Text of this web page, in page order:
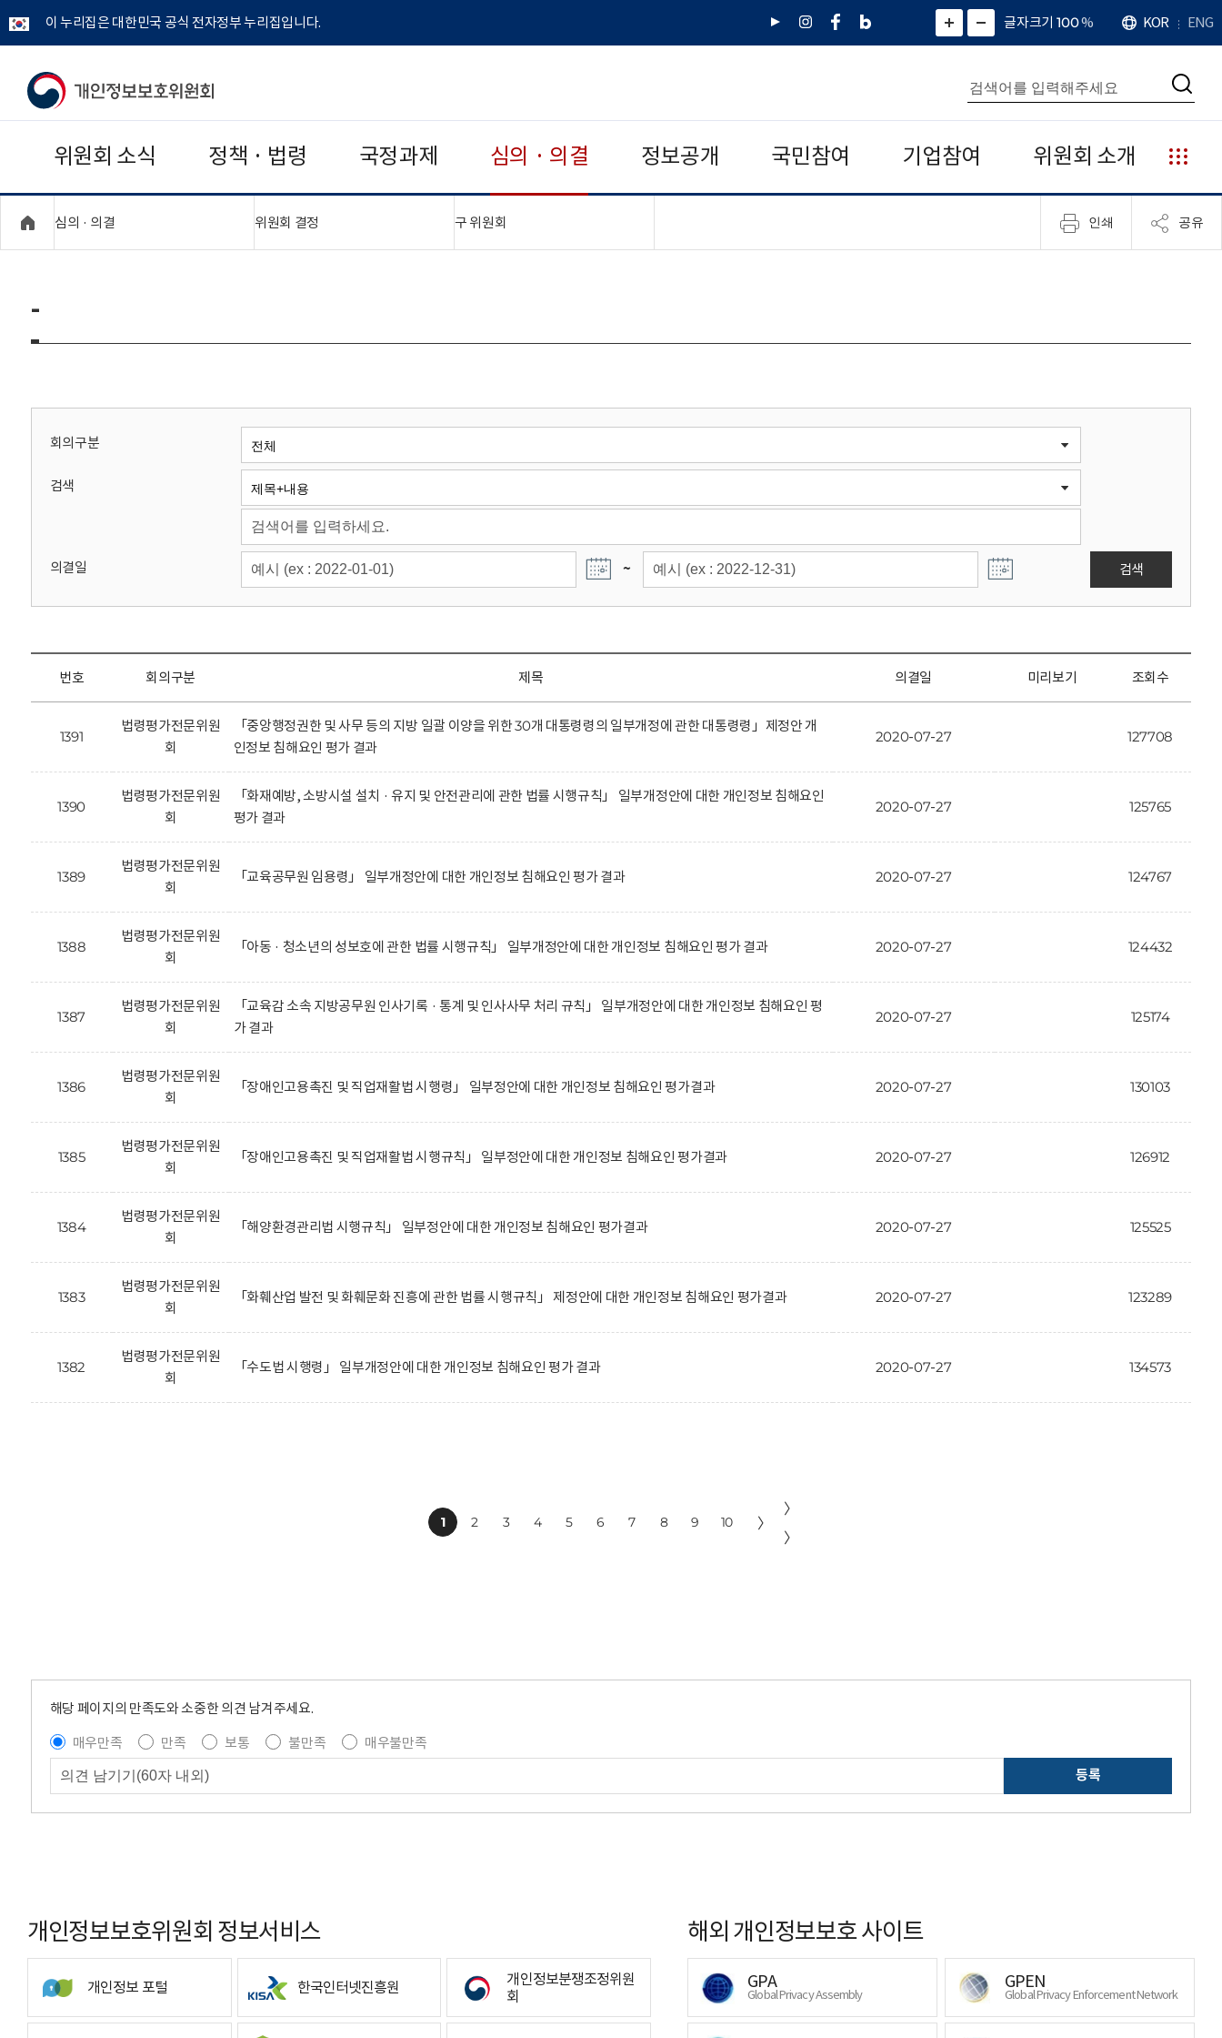
이 누리집은 대한민국 공식 전자정부 누리집입니다.
유
인
페
네
그
)
화
면
면
소
확
대
치
글자크기 100%
언
어
KOR ENG
개
보
보
위
회
통
합
검
색
검
위원회 소식 정책 · 법령 국정과제 심의 · 의결 정보공개 국민참여 기업참여 위원회 소개
누
리
집
안
심의 · 의결 위원회 결정 구 위원회 인쇄 공유
-
회의구분
검색
의결일 ~ 검색
번호 회의구분 제목 의결일 미리보기 조회수
1391
법령평가전문위원
회
「중앙행정권한 및 사무 등의 지방 일괄 이양을 위한 30개 대통령령의 일부개정에 관한 대통령령」제정안 개
인정보 침해요인 평가 결과
2020-07-27 127708
1390
법령평가전문위원
회
「화재예방, 소방시설 설치 · 유지 및 안전관리에 관한 법률 시행규칙」 일부개정안에 대한 개인정보 침해요인
평가 결과
2020-07-27 125765
1389
법령평가전문위원
회
「교육공무원 임용령」 일부개정안에 대한 개인정보 침해요인 평가 결과 2020-07-27 124767
1388
법령평가전문위원
회
「아동 · 청소년의 성보호에 관한 법률 시행규칙」 일부개정안에 대한 개인정보 침해요인 평가 결과 2020-07-27 124432
1387
법령평가전문위원
회
「교육감 소속 지방공무원 인사기록 · 통계 및 인사사무 처리 규칙」 일부개정안에 대한 개인정보 침해요인 평
가 결과
2020-07-27 125174
1386
법령평가전문위원
회
「장애인고용촉진 및 직업재활법 시행령」 일부정안에 대한 개인정보 침해요인 평가결과 2020-07-27 130103
1385
법령평가전문위원
회
「장애인고용촉진 및 직업재활법 시행규칙」 일부정안에 대한 개인정보 침해요인 평가결과 2020-07-27 126912
1384
법령평가전문위원
회
「해양환경관리법 시행규칙」 일부정안에 대한 개인정보 침해요인 평가결과 2020-07-27 125525
1383
법령평가전문위원
회
「화훼산업 발전 및 화훼문화 진흥에 관한 법률 시행규칙」 제정안에 대한 개인정보 침해요인 평가결과 2020-07-27 123289
1382
법령평가전문위원
회
「수도법 시행령」 일부개정안에 대한 개인정보 침해요인 평가 결과 2020-07-27 134573
1 2 3 4 5 6 7 8 9 10 〉
〉
〉
해당 페이지의 만족도와 소중한 의견 남겨주세요.
매우만족
만족 보통 불만족
매우불만족
등록
개인정보보호위원회 정보서비스
개인정보 포털 한국인터넷진흥원
개인정보분쟁조정위원
회
해외 개인정보보호 사이트
GPA
Global Privacy Assembly
GPEN
Global Privacy Enforcement Network